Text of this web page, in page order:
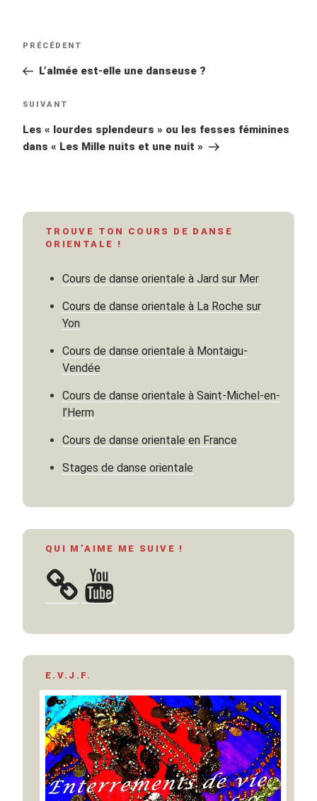
l’article
Article
PRÉCÉDENT
L’almée est-elle une danseuse ?
Article
SUIVANT
Les « lourdes splendeurs » ou les fesses féminines
dans « Les Mille nuits et une nuit »
TROUVE TON COURS DE DANSE
ORIENTALE !
Cours de danse orientale à Jard sur Mer
Cours de danse orientale à La Roche sur
Yon
Cours de danse orientale à Montaigu-
Vendée
Cours de danse orientale à Saint-Michel-en-
l’Herm
Cours de danse orientale en France
Stages de danse orientale
QUI M’AIME ME SUIVE !
YouTube
E.V.J.F.